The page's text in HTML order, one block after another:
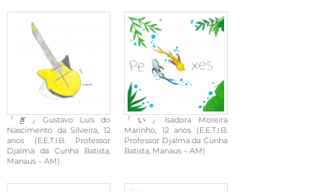
「ぎ」Gustavo Luis do
Nascimento da Silveira, 12
anos (E.E.T.I.B. Professor
Djalma da Cunha Batista,
Manaus – AM)
「い」Isadora Moreira
Marinho, 12 anos (E.E.T.I.B.
Professor Djalma da Cunha
Batista, Manaus – AM)